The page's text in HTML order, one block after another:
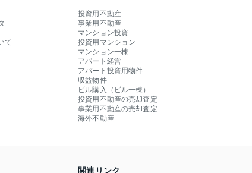
て
投資用不動産
事業用不動産
マンション投資
投資用マンション
マンション一棟
アパート経営
アパート投資用物件
収益物件
ビル購入（ビル一棟）
投資用不動産の売却査定
事業用不動産の売却査定
海外不動産
関連リンク